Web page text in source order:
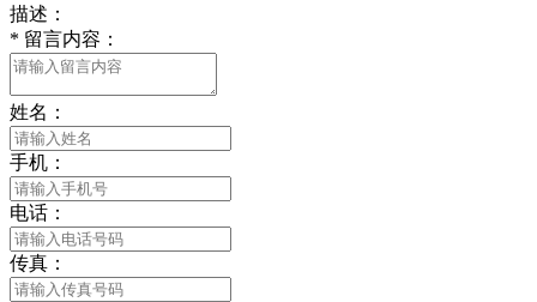
描述：
* 留言内容：
姓名：
手机：
电话：
传真：